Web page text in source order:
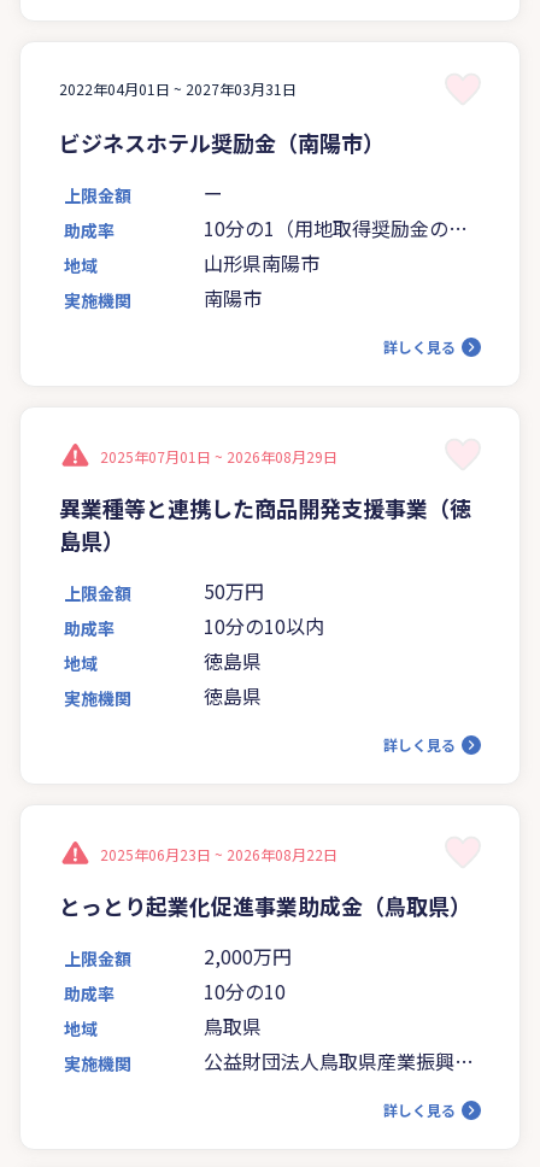
2022年04月01日 ~ 2027年03月31日
ビジネスホテル奨励金（南陽市）
上限金額 ー
助成率
10分の1（用地取得奨励金の場
合）
地域 山形県南陽市
実施機関 南陽市
詳しく見る
2025年07月01日 ~ 2026年08月29日
異業種等と連携した商品開発支援事業（徳
島県）
上限金額 50万円
助成率 10分の10以内
地域 徳島県
実施機関 徳島県
詳しく見る
2025年06月23日 ~ 2026年08月22日
とっとり起業化促進事業助成金（鳥取県）
上限金額 2,000万円
助成率 10分の10
地域 鳥取県
実施機関
公益財団法人鳥取県産業振興機
詳しく見る